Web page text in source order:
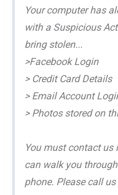
Your computer has
with a Suspicious
bring stolen...
>Facebook Login
> Credit Card Details
> Email Account
> Photos stored on
You must contact us
can walk you
phone. Please call